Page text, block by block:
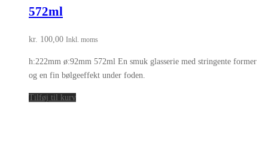
572ml
kr. 100,00 Inkl. moms
h:222mm ø:92mm 572ml En smuk glasserie med stringente former
og en fin bølgeeffekt under foden.
Tilføj til kurv